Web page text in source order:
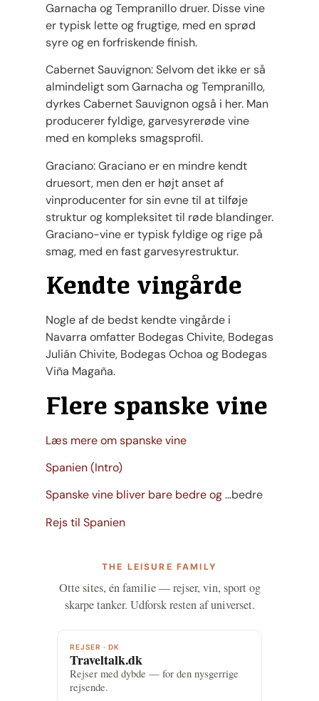
Garnacha og Tempranillo druer. Disse vine
er typisk lette og frugtige, med en sprød
syre og en forfriskende finish.
Cabernet Sauvignon: Selvom det ikke er så
almindeligt som Garnacha og Tempranillo,
dyrkes Cabernet Sauvignon også i her. Man
producerer fyldige, garvesyrerøde vine
med en kompleks smagsprofil.
Graciano: Graciano er en mindre kendt
druesort, men den er højt anset af
vinproducenter for sin evne til at tilføje
struktur og kompleksitet til røde blandinger.
Graciano-vine er typisk fyldige og rige på
smag, med en fast garvesyrestruktur.
Kendte vingårde
Nogle af de bedst kendte vingårde i
Navarra omfatter Bodegas Chivite, Bodegas
Julián Chivite, Bodegas Ochoa og Bodegas
Viña Magaña.
Flere spanske vine
Læs mere om spanske vine
Spanien (Intro)
Spanske vine bliver bare bedre og…bedre
Rejs til Spanien
THE LEISURE FAMILY
Otte sites, én familie — rejser, vin, sport og
skarpe tanker. Udforsk resten af universet.
REJSER · DK
Traveltalk.dk
Rejser med dybde — for den nysgerrige
rejsende.